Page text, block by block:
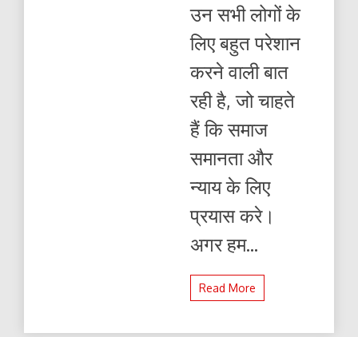
(आलेख
राम
उन सभी लोगों के
लिए बहुत परेशान
करने वाली बात
रही है, जो चाहते
हैं कि समाज
समानता और
न्याय के लिए
प्रयास करे।
अगर हम...
Read More